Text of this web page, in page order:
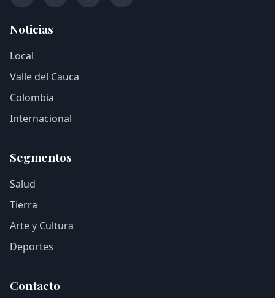
Noticias
Local
Valle del Cauca
Colombia
Internacional
Segmentos
Salud
Tierra
Arte y Cultura
Deportes
Contacto